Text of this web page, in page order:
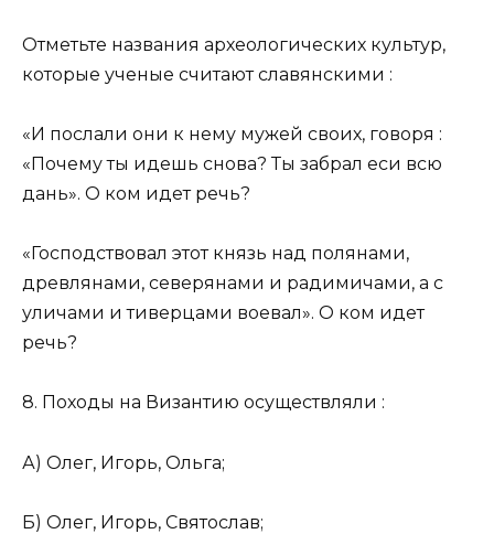
Отметьте названия археологических культур,
которые ученые считают славянскими :
«И послали они к нему мужей своих, говоря :
«Почему ты идешь снова? Ты забрал еси всю
дань». О ком идет речь?
«Господствовал этот князь над полянами,
древлянами, северянами и радимичами, а с
уличами и тиверцами воевал». О ком идет
речь?
8. Походы на Византию осуществляли :
А) Олег, Игорь, Ольга;
Б) Олег, Игорь, Святослав;